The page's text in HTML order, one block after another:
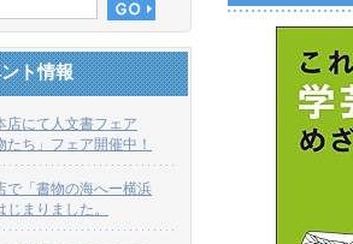
ト情報
店にて人文書フェア
たち」フェア開催中！
で「書物の海へー横浜
まりました。